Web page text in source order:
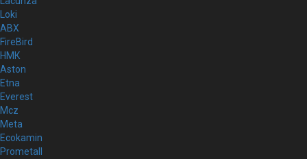
Loki
ABX
FireBird
НМК
Aston
Etna
Everest
Mcz
Meta
Ecokamin
Prometall